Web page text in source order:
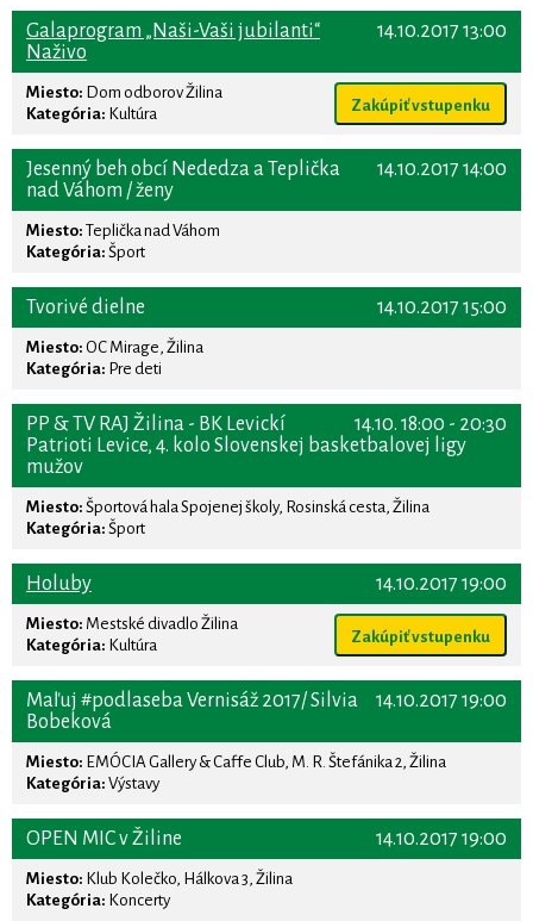
14.10.2017 13:00
Galaprogram „Naši-Vaši jubilanti“
Naživo
Zakúpiť vstupenku
Miesto: Dom odborov Žilina
Kategória: Kultúra
14.10.2017 14:00
Jesenný beh obcí Nededza a Teplička
nad Váhom / ženy
Miesto: Teplička nad Váhom
Kategória: Šport
14.10.2017 15:00
Tvorivé dielne
Miesto: OC Mirage, Žilina
Kategória: Pre deti
14.10. 18:00 - 20:30
PP & TV RAJ Žilina - BK Levickí
Patrioti Levice, 4. kolo Slovenskej basketbalovej ligy
mužov
Miesto: Športová hala Spojenej školy, Rosinská cesta, Žilina
Kategória: Šport
14.10.2017 19:00
Holuby
Zakúpiť vstupenku
Miesto: Mestské divadlo Žilina
Kategória: Kultúra
14.10.2017 19:00
Maľuj #podlaseba Vernisáž 2017/ Silvia
Bobeková
Miesto: EMÓCIA Gallery & Caffe Club, M. R. Štefánika 2, Žilina
Kategória: Výstavy
14.10.2017 19:00
OPEN MIC v Žiline
Miesto: Klub Kolečko, Hálkova 3, Žilina
Kategória: Koncerty